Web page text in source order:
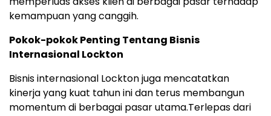
kemampuan yang canggih.
Pokok-pokok Penting Tentang Bisnis
Internasional Lockton
Bisnis internasional Lockton juga mencatatkan
kinerja yang kuat tahun ini dan terus membangun
momentum di berbagai pasar utama.Terlepas dari